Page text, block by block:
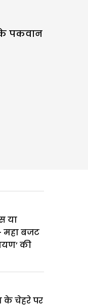
पकवान
या
महा बजट
की
के चेहरे पर